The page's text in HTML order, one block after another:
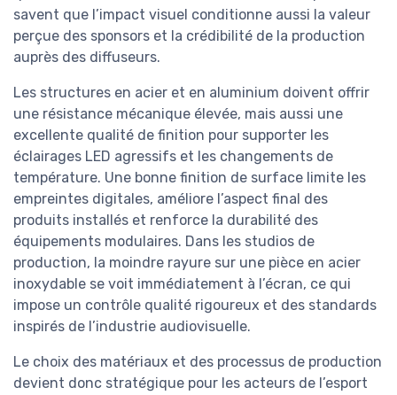
savent que l’impact visuel conditionne aussi la valeur
perçue des sponsors et la crédibilité de la production
auprès des diffuseurs.
Les structures en acier et en aluminium doivent offrir
une résistance mécanique élevée, mais aussi une
excellente qualité de finition pour supporter les
éclairages LED agressifs et les changements de
température. Une bonne finition de surface limite les
empreintes digitales, améliore l’aspect final des
produits installés et renforce la durabilité des
équipements modulaires. Dans les studios de
production, la moindre rayure sur une pièce en acier
inoxydable se voit immédiatement à l’écran, ce qui
impose un contrôle qualité rigoureux et des standards
inspirés de l’industrie audiovisuelle.
Le choix des matériaux et des processus de production
devient donc stratégique pour les acteurs de l’esport